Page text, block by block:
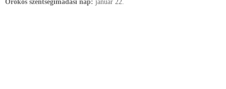
Örökös szentségimádási nap: január 22.